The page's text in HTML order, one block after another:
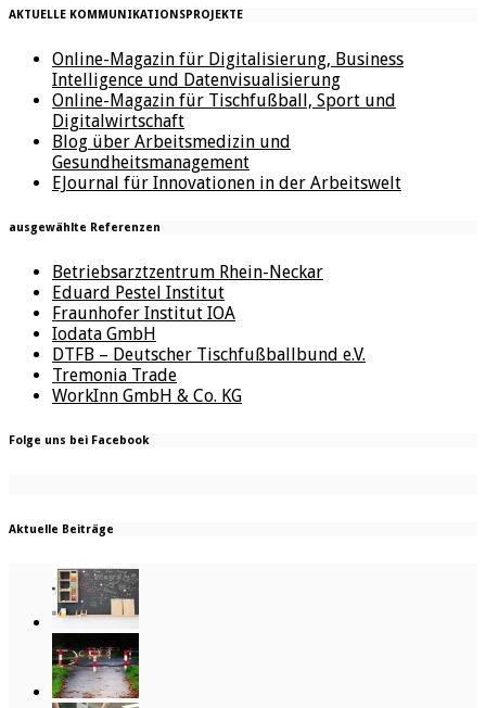
AKTUELLE KOMMUNIKATIONSPROJEKTE
Online-Magazin für Digitalisierung, Business
Intelligence und Datenvisualisierung
Online-Magazin für Tischfußball, Sport und
Digitalwirtschaft
Blog über Arbeitsmedizin und
Gesundheitsmanagement
EJournal für Innovationen in der Arbeitswelt
ausgewählte Referenzen
Betriebsarztzentrum Rhein-Neckar
Eduard Pestel Institut
Fraunhofer Institut IOA
Iodata GmbH
DTFB – Deutscher Tischfußballbund e.V.
Tremonia Trade
WorkInn GmbH & Co. KG
Folge uns bei Facebook
Aktuelle Beiträge